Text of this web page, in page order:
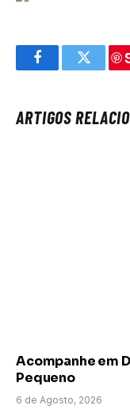
FacebookTwitter
ARTIGOS
Acompanhe em
Pequeno
6 de Agosto, 2026